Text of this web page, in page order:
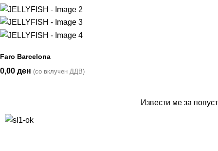
Faro Barcelona
0,00 ден (со вклучен ДДВ)
Извести ме за попуст